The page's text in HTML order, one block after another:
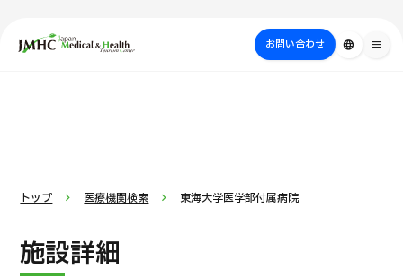
ジャパン・メディカル＆ヘルスツーリズムセンター（JMHC）
お問い合わせ language menu
トップ 医療機関検索 東海大学医学部付属病院
施設詳細